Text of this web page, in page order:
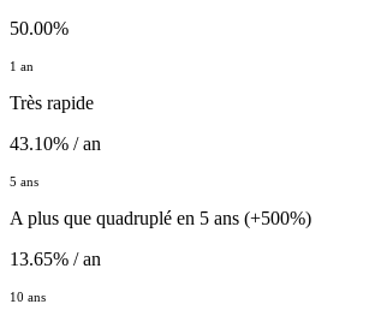
50.00%
1 an
Très rapide
43.10% / an
5 ans
A plus que quadruplé en 5 ans (+500%)
13.65% / an
10 ans